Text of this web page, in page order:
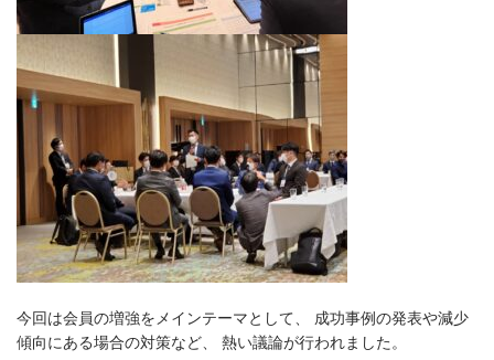
今回は会員の増強をメインテーマとして、 成功事例の発表や減少
傾向にある場合の対策など、 熱い議論が行われました。